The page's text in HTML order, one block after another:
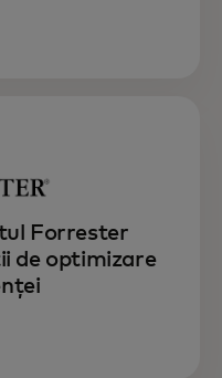
Forrester
de optimizare